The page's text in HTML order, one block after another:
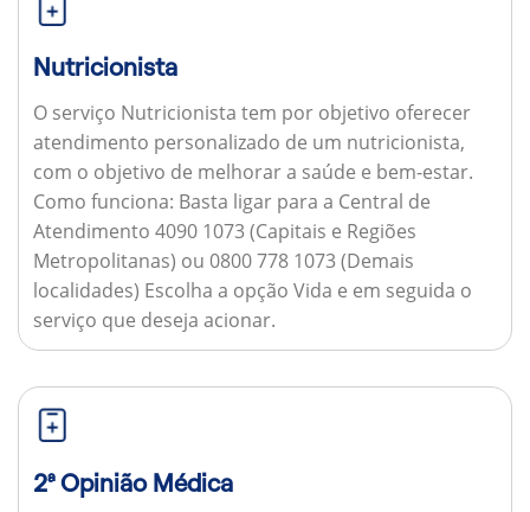
Nutricionista
O serviço Nutricionista tem por objetivo oferecer
atendimento personalizado de um nutricionista,
com o objetivo de melhorar a saúde e bem-estar.
Como funciona: Basta ligar para a Central de
Atendimento 4090 1073 (Capitais e Regiões
Metropolitanas) ou 0800 778 1073 (Demais
localidades) Escolha a opção Vida e em seguida o
serviço que deseja acionar.
2ª Opinião Médica